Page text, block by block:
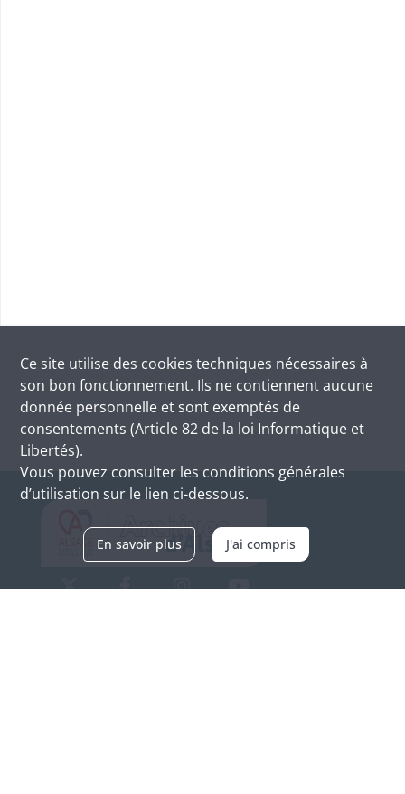
Ce site utilise des cookies techniques nécessaires à
son bon fonctionnement. Ils ne contiennent aucune
donnée personnelle et sont exemptés de
consentements (Article 82 de la loi Informatique et
Libertés).
Vous pouvez consulter les conditions générales
d’utilisation sur le lien ci-dessous.
En savoir plus J'ai compris